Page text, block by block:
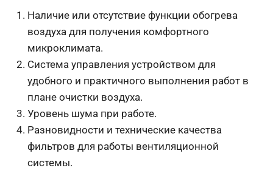
Наличие или отсутствие функции обогрева
воздуха для получения комфортного
микроклимата.
Система управления устройством для
удобного и практичного выполнения работ в
плане очистки воздуха.
Уровень шума при работе.
Разновидности и технические качества
фильтров для работы вентиляционной
системы.